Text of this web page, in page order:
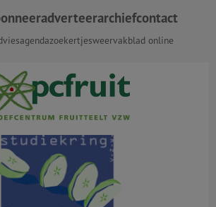
adverteerarchiefcontact
agendazoekertjesweervakblad online